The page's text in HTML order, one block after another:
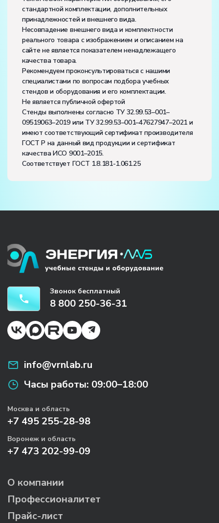
стандартной комплектации, дополнительных
принадлежностей и внешнего вида.
Несовпадение внешнего вида и комплектности
реального товара с изображением и описанием на
сайте не является показателем ненадлежащего
качества товара.
Рекомендуем проконсультироваться с нашими
специалистами по вопросам подбора учебных
стендов и оборудования и его комплектации.
Не является публичной офертой
Стенды выполнены согласно ТУ 32.99.53–001–
09519063–2019 или ТУ 32.99.53–001–47627947–2021 и
имеют соответствующий сертификат производителя
ГОСТ Р на данный вид продукции и сертификат
качества ИСО 9001–2015.
Соответствует ГОСТ 1.8.181-1.061.25
Звонок бесплатный
8 800 250-36-31
info@vrnlab.ru
Часы работы: 09:00–18:00
Москва и область
+7 495 255-28-98
Воронеж и область
+7 473 202-99-09
О компании
Профессионалитет
Прайс-лист